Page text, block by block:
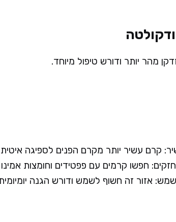
מהר יותר ודורש טיפול מיוחד.
קרם עשיר יותר מקרם הפנים לספיגה איטית
חפשו קרמים עם פפטידים וחומצות אמינו
אזור זה חשוף לשמש ודורש הגנה